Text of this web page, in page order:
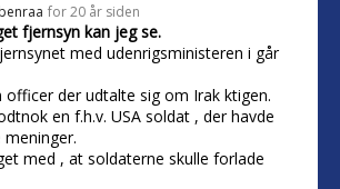
for 20 år siden
fjernsyn kan jeg se.
med udenrigsministeren i går
officer der udtalte sig om Irak ktigen.
en f.h.v. USA soldat , der havde
med , at soldaterne skulle forlade